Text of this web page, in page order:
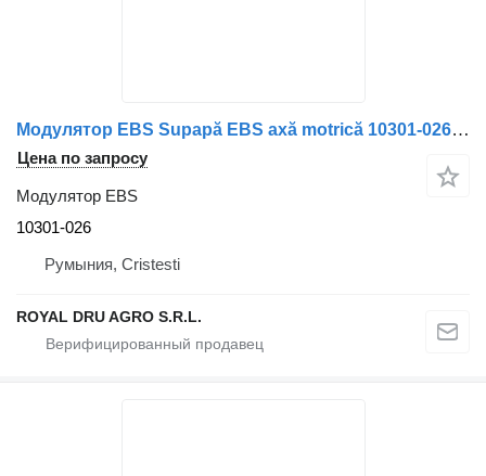
Модулятор EBS Supapă EBS axă motrică 10301-026 для грузовика MAN 10301 026
Цена по запросу
Модулятор EBS
10301-026
Румыния, Cristesti
ROYAL DRU AGRO S.R.L.